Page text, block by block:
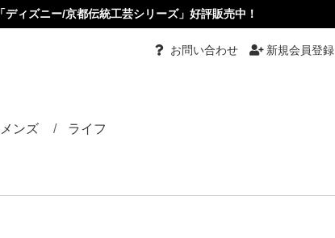
「ディズニー/京都伝統工芸シリーズ」好評販売中！
メンズ ライフ
お問い合わせ 新規会員登録